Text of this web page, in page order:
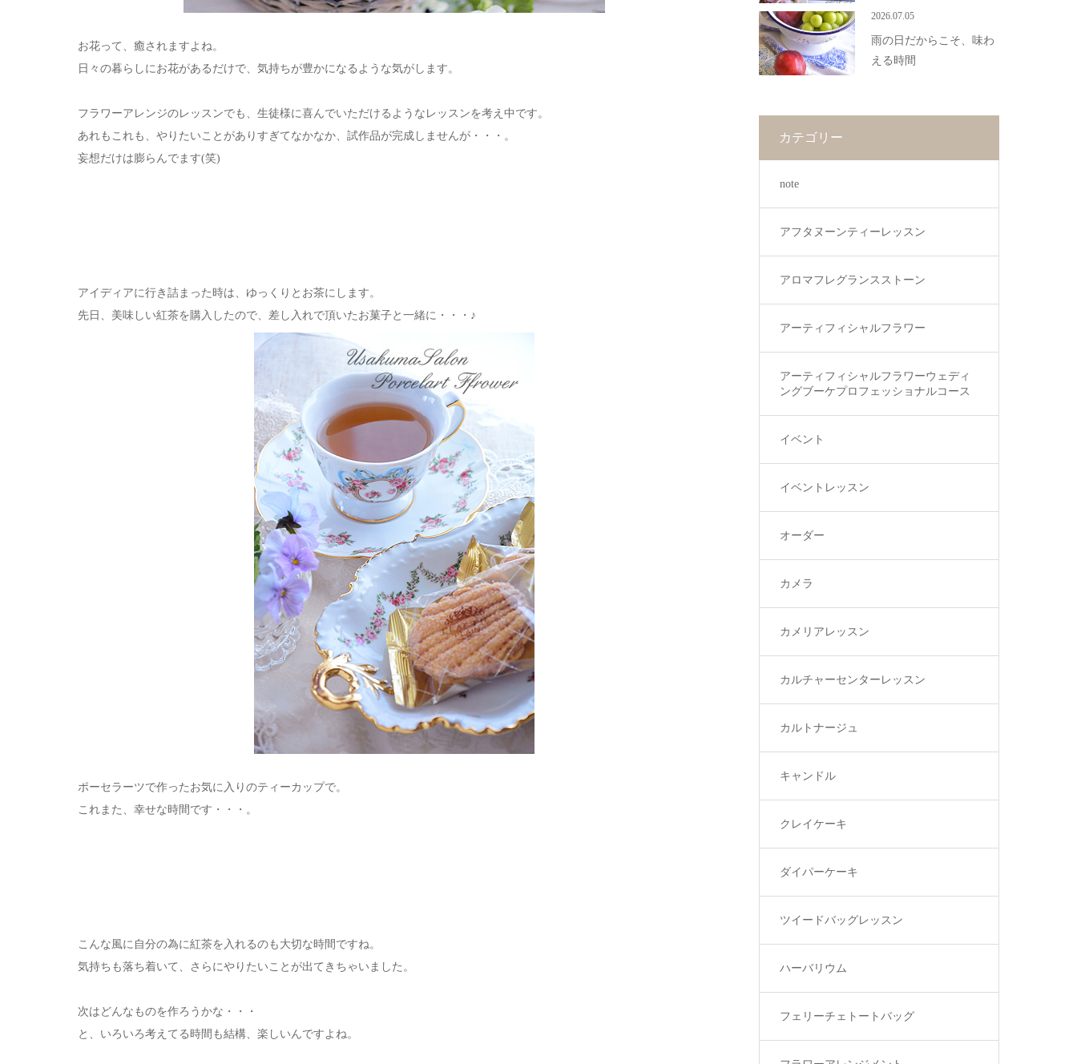
お花って、癒されますよね。
日々の暮らしにお花があるだけで、気持ちが豊かになるような気がします。
フラワーアレンジのレッスンでも、生徒様に喜んでいただけるようなレッスンを考え中です。
あれもこれも、やりたいことがありすぎてなかなか、試作品が完成しませんが・・・。
妄想だけは膨らんでます(笑)
アイディアに行き詰まった時は、ゆっくりとお茶にします。
先日、美味しい紅茶を購入したので、差し入れで頂いたお菓子と一緒に・・・♪
ポーセラーツで作ったお気に入りのティーカップで。
これまた、幸せな時間です・・・。
こんな風に自分の為に紅茶を入れるのも大切な時間ですね。
気持ちも落ち着いて、さらにやりたいことが出てきちゃいました。
次はどんなものを作ろうかな・・・
と、いろいろ考えてる時間も結構、楽しいんですよね。
2026.07.05
雨の日だからこそ、味わ
える時間
カテゴリー
note
アフタヌーンティーレッスン
アロマフレグランスストーン
アーティフィシャルフラワー
アーティフィシャルフラワーウェディ
ングブーケプロフェッショナルコース
イベント
イベントレッスン
オーダー
カメラ
カメリアレッスン
カルチャーセンターレッスン
カルトナージュ
キャンドル
クレイケーキ
ダイパーケーキ
ツイードバッグレッスン
ハーバリウム
フェリーチェトートバッグ